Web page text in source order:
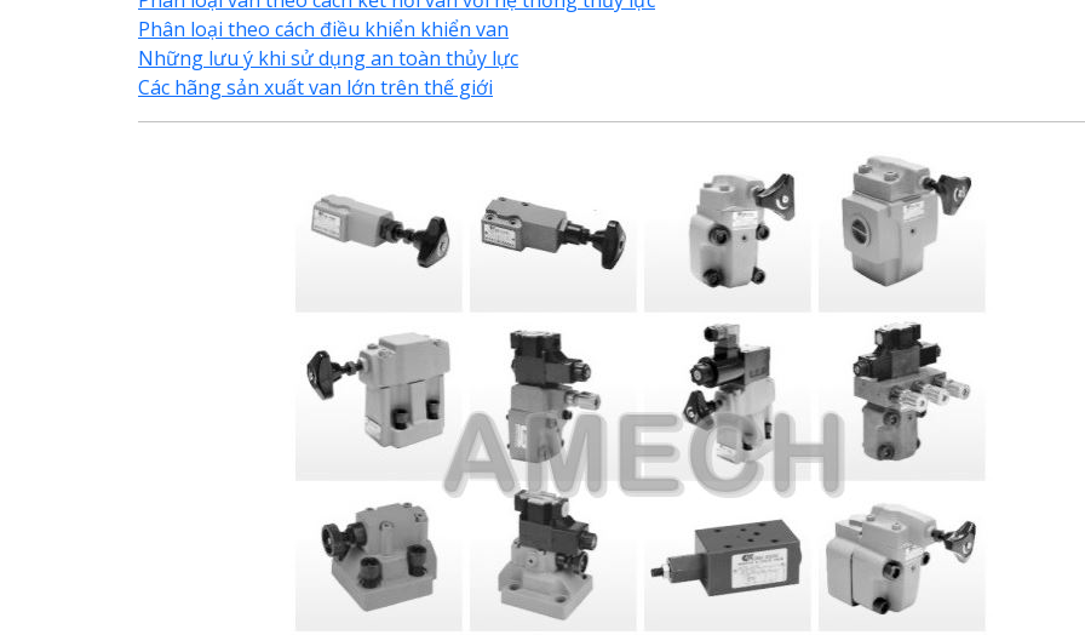
Phân loại theo cách điều khiển khiển van
Những lưu ý khi sử dụng an toàn thủy lực
Các hãng sản xuất van lớn trên thế giới